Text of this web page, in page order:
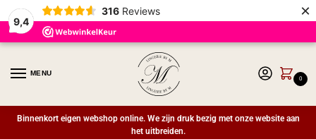
9,4
316 Reviews ×
MENU
0
Binnenkort eigen webshop online. We zijn druk bezig met onze website aan
het uitbreiden.